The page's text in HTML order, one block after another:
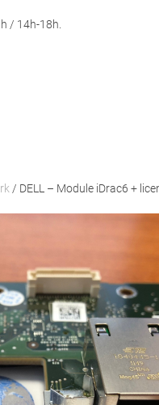
/ 14h-18h.
/ DELL – Module iDrac6 +